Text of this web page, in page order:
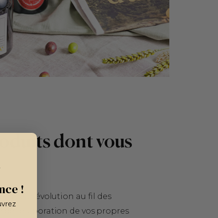
dont vous
leur évolution au fil des
l’élaboration de vos propres
!